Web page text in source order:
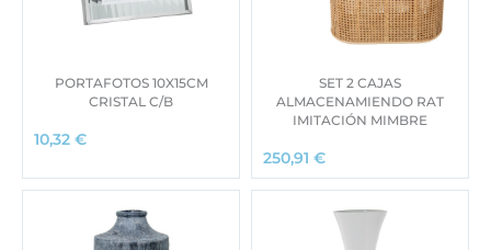
PORTAFOTOS 10X15CM
CRISTAL C/B
10,32 €
SET 2 CAJAS
ALMACENAMIENDO RAT
IMITACIÓN MIMBRE
250,91 €